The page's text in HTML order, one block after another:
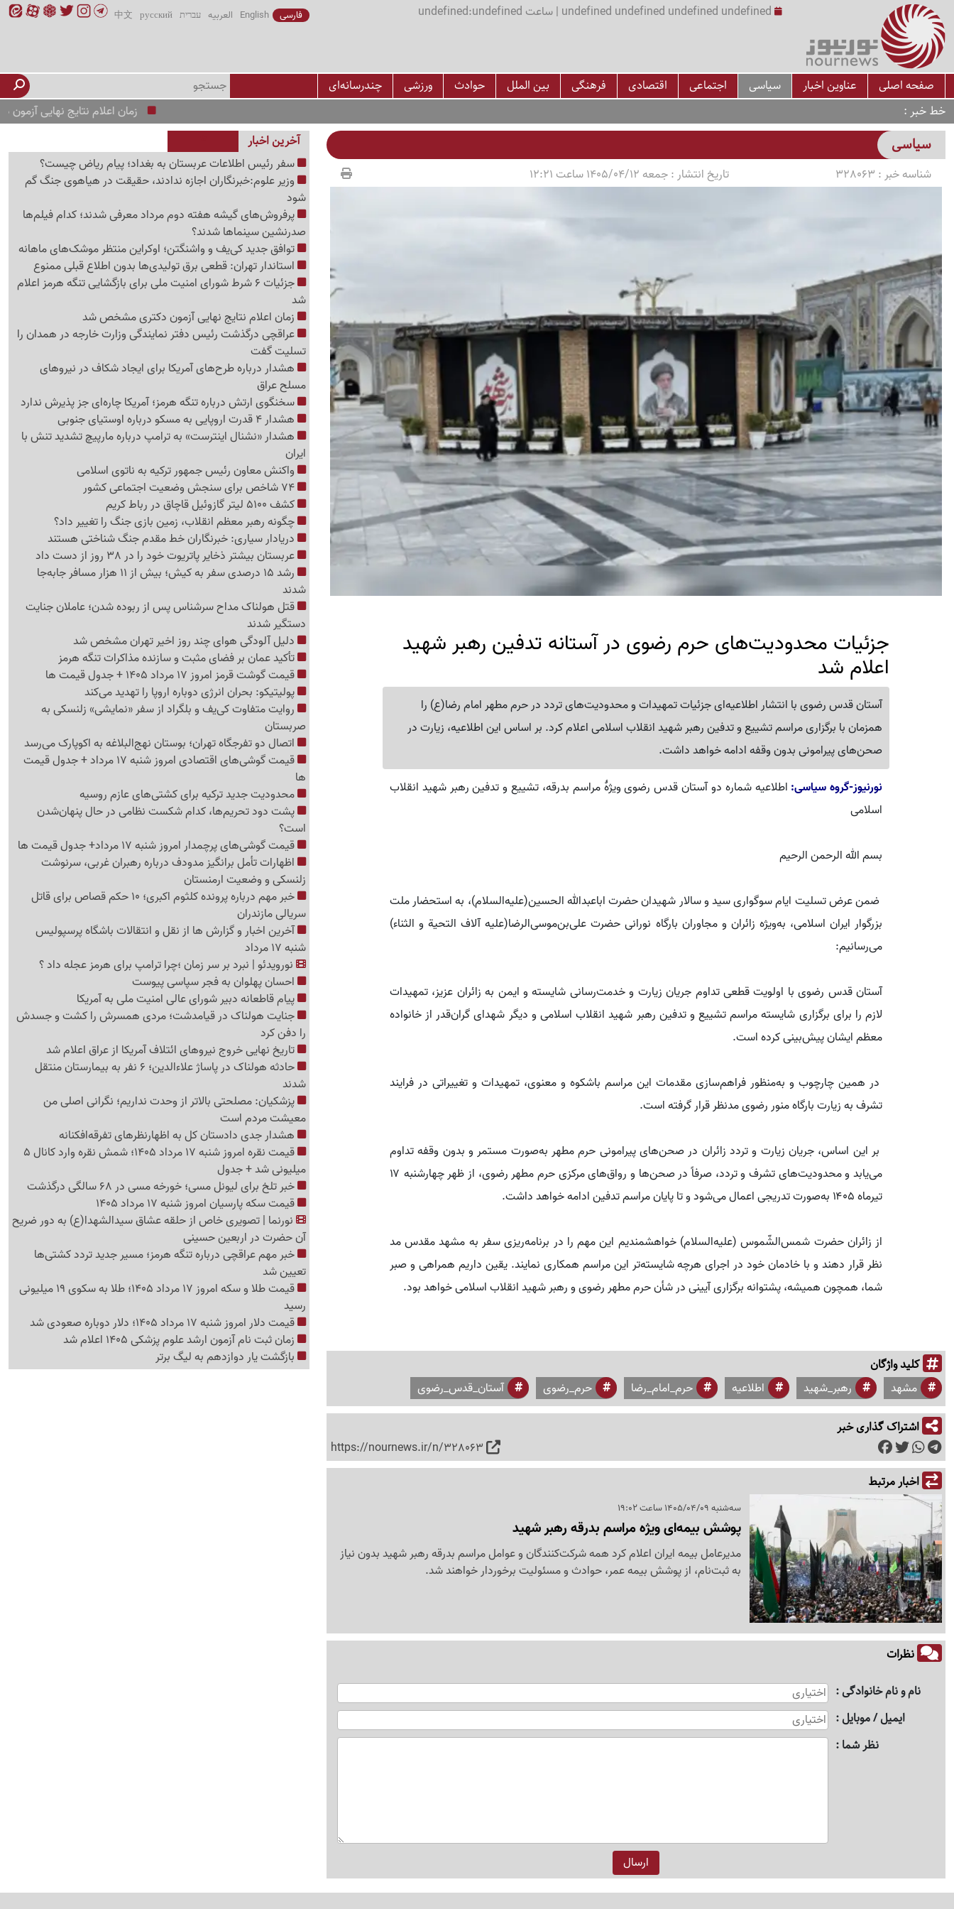
undefined undefined undefined undefined | ساعت undefined:undefined فارسی English العربیه עברית русский
中文
صفحه اصلی عناوین اخبار سیاسی اجتماعی اقتصادی فرهنگی بین الملل حوادث ورزشی
چندرسانه‌ای
خط خبر
زمان اعلام نتایج نهایی آزمون
سیاسی
شناسه خبر : 328063 تاریخ انتشار :جمعه 1405/04/12 ساعت 12:21
جزئیات محدودیت‌های حرم رضوی در آستانه تدفین رهبر شهید
اعلام شد
آستان قدس رضوی با انتشار اطلاعیه‌ای جزئیات تمهیدات و محدودیت‌های تردد در حرم مطهر امام رضا(ع) را
همزمان با برگزاری مراسم تشییع و تدفین رهبر شهید انقلاب اسلامی اعلام کرد. بر اساس این اطلاعیه، زیارت در
صحن‌های پیرامونی بدون وقفه ادامه خواهد داشت.
نورنیوز-گروه سیاسی: اطلاعیه شماره دو آستان قدس رضوی ویژهٔ مراسم بدرقه، تشییع و تدفین رهبر شهید انقلاب
اسلامی
بسم الله الرحمن الرحیم
ضمن عرض تسلیت ایام سوگواری سید و سالار شهیدان حضرت اباعبدالله الحسین‌(علیه‌السلام)، به استحضار ملت
بزرگوار ایران اسلامی، به‌ویژه زائران و مجاوران بارگاه نورانی حضرت علی‌بن‌موسی‌الرضا‌(علیه آلاف التحیة و الثناء)
می‌رسانیم:
آستان قدس رضوی با اولویت قطعی تداوم جریان زیارت و خدمت‌رسانی شایسته و ایمن به زائران عزیز، تمهیدات
لازم را برای برگزاری شایسته مراسم تشییع و تدفین رهبر شهید انقلاب اسلامی و دیگر شهدای گران‌قدر از خانواده
معظم ایشان پیش‌بینی کرده است.
در همین چارچوب و به‌منظور فراهم‌سازی مقدمات این مراسم باشکوه و معنوی، تمهیدات و تغییراتی در فرایند
تشرف به زیارت بارگاه منور رضوی مدنظر قرار گرفته است.
بر این اساس، جریان زیارت و تردد زائران در صحن‌های پیرامونی حرم مطهر به‌صورت مستمر و بدون وقفه تداوم
می‌یابد و محدودیت‌های تشرف و تردد، صرفاً در صحن‌ها و رواق‌های مرکزی حرم مطهر رضوی، از ظهر چهارشنبه ۱۷
تیرماه ۱۴۰۵ به‌صورت تدریجی اعمال می‌شود و تا پایان مراسم تدفین ادامه خواهد داشت.
از زائران حضرت شمس‌الشّموس (علیه‌السلام) خواهشمندیم این مهم را در برنامه‌ریزی سفر به مشهد مقدس مد
نظر قرار دهند و با خادمان خود در اجرای هرچه شایسته‌تر این مراسم همکاری نمایند. یقین داریم همراهی و صبر
شما، همچون همیشه، پشتوانه برگزاری آیینی در شأن حرم مطهر رضوی و رهبر شهید انقلاب اسلامی خواهد بود.
کلید واژگان
مشهد رهبر_شهید اطلاعیه حرم_امام_رضا حرم_رضوی آستان_قدس_رضوی
اشتراک گذاری خبر
https://nournews.ir/n/328063
اخبار مرتبط
سه‌شنبه 1405/04/09 ساعت 19:02
پوشش بیمه‌ای ویژه مراسم بدرقه رهبر شهید
مدیرعامل بیمه ایران اعلام کرد همه شرکت‌کنندگان و عوامل مراسم بدرقه رهبر شهید بدون نیاز
به ثبت‌نام، از پوشش بیمه عمر، حوادث و مسئولیت برخوردار خواهند شد.
نظرات
نام و نام خانوادگی
ایمیل / موبایل
نظر شما
آخرین اخبار
سفر رئیس اطلاعات عربستان به بغداد؛ پیام ریاض چیست؟
وزیر علوم:خبرنگاران اجازه ندادند، حقیقت در هیاهوی جنگ گم
شود
پرفروش‌های گیشه هفته دوم مرداد معرفی شدند؛ کدام فیلم‌ها
صدرنشین سینماها شدند؟
توافق جدید کی‌یف و واشنگتن؛ اوکراین منتظر موشک‌های ماهانه
استاندار تهران: قطعی برق تولیدی‌ها بدون اطلاع قبلی ممنوع
جزئیات 6 شرط شورای امنیت ملی برای بازگشایی تنگه هرمز اعلام
شد
زمان اعلام نتایج نهایی آزمون دکتری مشخص شد
عراقچی درگذشت رئیس دفتر نمایندگی وزارت خارجه در همدان را
تسلیت گفت
هشدار درباره طرح‌های آمریکا برای ایجاد شکاف در نیروهای
مسلح عراق
سخنگوی ارتش درباره تنگه هرمز؛ آمریکا چاره‌ای جز پذیرش ندارد
هشدار 4 قدرت اروپایی به مسکو درباره اوستیای جنوبی
هشدار «نشنال اینترست» به ترامپ درباره مارپیچ تشدید تنش با
ایران
واکنش معاون رئیس جمهور ترکیه به ناتوی اسلامی
کشف 5100 لیتر گازوئیل قاچاق در رباط کریم
چگونه رهبر معظم انقلاب، زمین بازی جنگ را تغییر داد؟
دریادار سیاری: خبرنگاران خط مقدم جنگ شناختی هستند
عربستان بیشتر ذخایر پاتریوت خود را در 38 روز از دست داد
رشد 15 درصدی سفر به کیش؛ بیش از 11 هزار مسافر جابه‌جا
شدند
قتل هولناک مداح سرشناس پس از ربوده شدن؛ عاملان جنایت
دستگیر شدند
دلیل آلودگی هوای چند روز اخیر تهران مشخص شد
تأکید عمان بر فضای مثبت و سازنده مذاکرات تنگه هرمز
قیمت گوشت قرمز امروز 17 مرداد 1405 + جدول قیمت ها
پولیتیکو: بحران انرژی دوباره اروپا را تهدید می‌کند
روایت متفاوت کی‌یف و بلگراد از سفر «نمایشی» زلنسکی به
صربستان
اتصال دو تفرجگاه تهران؛ بوستان نهج‌البلاغه به اکوپارک می‌رسد
قیمت گوشی‌های اقتصادی امروز شنبه 17 مرداد + جدول قیمت
ها
محدودیت جدید ترکیه برای کشتی‌های عازم روسیه
پشت دود تحریم‌ها، کدام شکست نظامی در حال پنهان‌شدن
است؟
قیمت گوشی‌های پرچمدار امروز شنبه 17 مرداد+ جدول قیمت ها
اظهارات تأمل برانگیز مدودف درباره رهبران غربی، سرنوشت
زلنسکی و وضعیت ارمنستان
خبر مهم درباره پرونده کلثوم اکبری؛ 10 حکم قصاص برای قاتل
سریالی مازندران
آخرین اخبار و گزارش ها از نقل و انتقالات باشگاه پرسپولیس
شنبه 17 مرداد
نورویدئو | نبرد بر سر زمان ؛چرا ترامپ برای هرمز عجله داد ؟
احسان پهلوان به فجر سپاسی پیوست
پیام قاطعانه دبیر شورای عالی امنیت ملی به آمریکا
جنایت هولناک در قیامدشت؛ مردی همسرش را کشت و جسدش
را دفن کرد
تاریخ نهایی خروج نیروهای ائتلاف آمریکا از عراق اعلام شد
حادثه هولناک در پاساژ علاءالدین؛ 6 نفر به بیمارستان منتقل
شدند
پزشکیان: مصلحتی بالاتر از وحدت نداریم؛ نگرانی اصلی من
معیشت مردم است
هشدار جدی دادستان کل به اظهارنظرهای تفرقه‌افکنانه
قیمت نقره امروز شنبه 17 مرداد 1405؛ شمش نقره وارد کانال 5
میلیونی شد + جدول
خبر تلخ برای لیونل مسی؛ خورخه مسی در 68 سالگی درگذشت
قیمت سکه پارسیان امروز شنبه 17 مرداد 1405
نورنما | تصویری خاص از حلقه عشاق سیدالشهدا(ع) به دور ضریح
آن حضرت در اربعین حسینی
خبر مهم عراقچی درباره تنگه هرمز؛ مسیر جدید تردد کشتی‌ها
تعیین شد
قیمت طلا و سکه امروز 17 مرداد 1405؛ طلا به سکوی 19 میلیونی
رسید
قیمت دلار امروز شنبه 17 مرداد 1405؛ دلار دوباره صعودی شد
زمان ثبت نام آزمون ارشد علوم پزشکی 1405 اعلام شد
بازگشت یار دوازدهم به لیگ برتر